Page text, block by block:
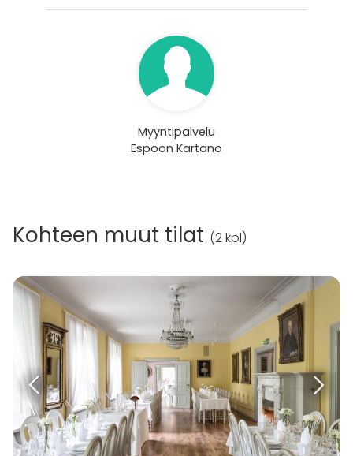
Myyntipalvelu
Espoon Kartano
Kohteen muut tilat (2 kpl)